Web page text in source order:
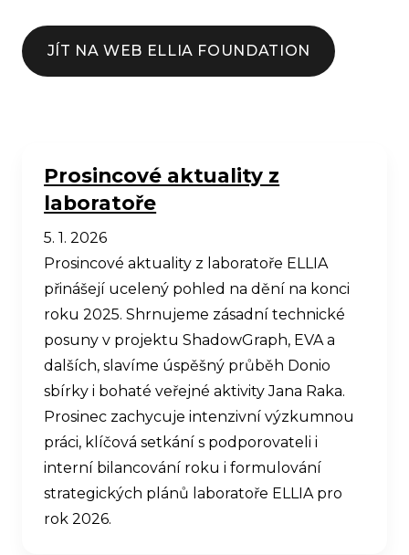
JÍT NA WEB ELLIA FOUNDATION
Prosincové aktuality z
laboratoře
5. 1. 2026
Prosincové aktuality z laboratoře ELLIA
přinášejí ucelený pohled na dění na konci
roku 2025. Shrnujeme zásadní technické
posuny v projektu ShadowGraph, EVA a
dalších, slavíme úspěšný průběh Donio
sbírky i bohaté veřejné aktivity Jana Raka.
Prosinec zachycuje intenzivní výzkumnou
práci, klíčová setkání s podporovateli i
interní bilancování roku i formulování
strategických plánů laboratoře ELLIA pro
rok 2026.